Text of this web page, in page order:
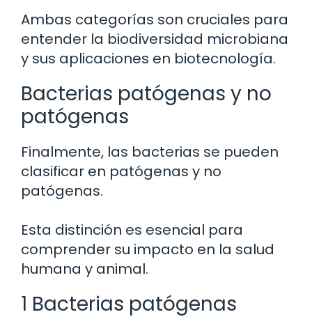
Ambas categorías son cruciales para
entender la biodiversidad microbiana
y sus aplicaciones en biotecnología.
Bacterias patógenas y no
patógenas
Finalmente, las bacterias se pueden
clasificar en patógenas y no
patógenas.
Esta distinción es esencial para
comprender su impacto en la salud
humana y animal.
1 Bacterias patógenas